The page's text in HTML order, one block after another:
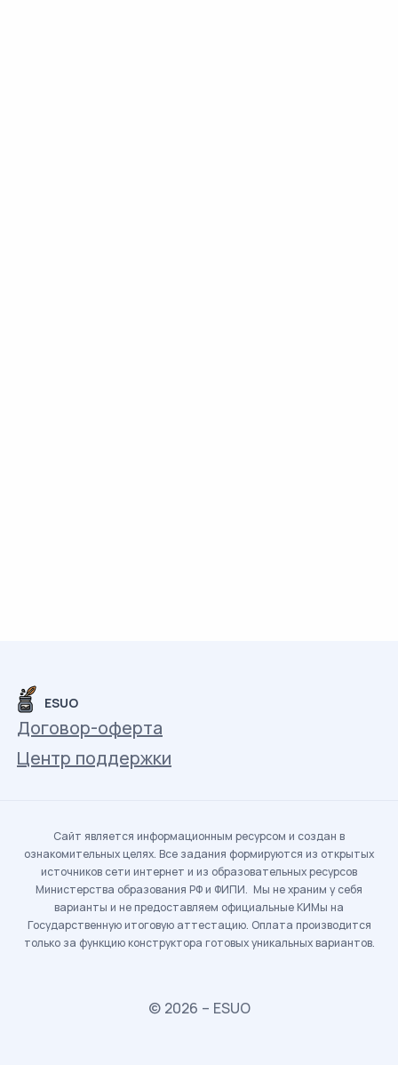
ESUO
Договор-оферта
Центр поддержки
Сайт является информационным ресурсом и создан в
ознакомительных целях. Все задания формируются из открытых
источников сети интернет и из образовательных ресурсов
Министерства образования РФ и ФИПИ. Мы не храним у себя
варианты и не предоставляем официальные КИМы на
Государственную итоговую аттестацию. Оплата производится
только за функцию конструктора готовых уникальных вариантов.
© 2026 – ESUO